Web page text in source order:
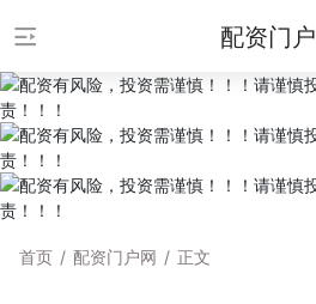
配资门户
首页 / 配资门户网 / 正文